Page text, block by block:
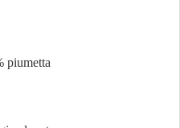
piumetta